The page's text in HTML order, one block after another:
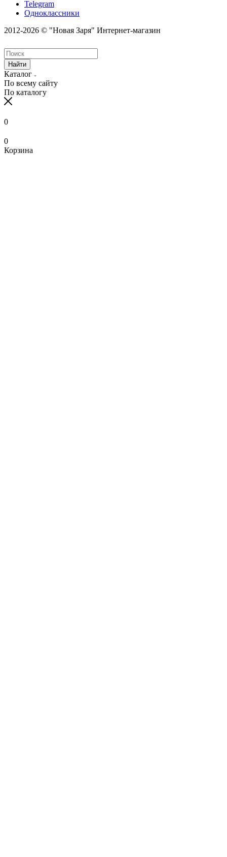
Telegram
Одноклассники
2012-2026 © "Новая Заря" Интернет-магазин
Найти
Каталог
По всему сайту
По каталогу
0
0
Корзина